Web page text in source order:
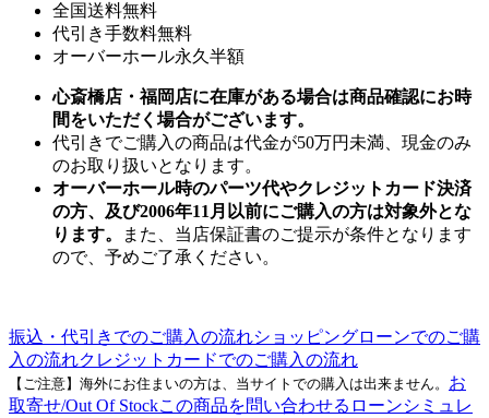
全国送料無料
代引き手数料無料
オーバーホール永久半額
心斎橋店・福岡店に在庫がある場合は商品確認にお時
間をいただく場合がございます。
代引きでご購入の商品は代金が50万円未満、現金のみ
のお取り扱いとなります。
オーバーホール時のパーツ代やクレジットカード決済
の方、及び2006年11月以前にご購入の方は対象外とな
ります。
また、当店保証書のご提示が条件となります
ので、予めご了承ください。
振込・代引きでのご購入の流れショッピングローンでのご購
入の流れクレジットカードでのご購入の流れ
【ご注意】海外にお住まいの方は、当サイトでの購入は出来ません。 お
取寄せ/Out Of Stockこの商品を問い合わせる ローンシミュレ